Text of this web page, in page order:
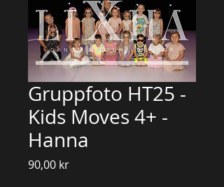
Gruppfoto HT25 -
Kids Moves 4+ -
Hanna
90,00 krPris